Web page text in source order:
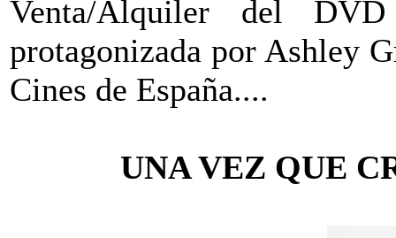
Venta/Alquiler del
protagonizada por Ashley
Cines de España....
UNA VEZ QUE